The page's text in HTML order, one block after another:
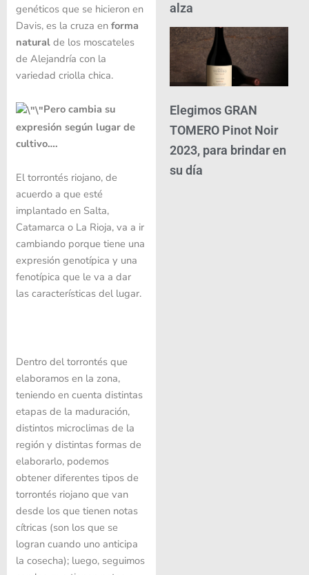
genéticos que se hicieron en
Davis, es la cruza en forma
naturalde los moscateles
de Alejandría con la
variedad criolla chica.
Pero cambia su
expresión según lugar de
cultivo….
El torrontés riojano, de
acuerdo a que esté
implantado en Salta,
Catamarca o La Rioja, va a ir
cambiando porque tiene una
expresión genotípica y una
fenotípica que le va a dar
las características del lugar.
Dentro del torrontés que
elaboramos en la zona,
teniendo en cuenta distintas
etapas de la maduración,
distintos microclimas de la
región y distintas formas de
elaborarlo, podemos
obtener diferentes tipos de
torrontés riojano que van
desde los que tienen notas
cítricas (son los que se
logran cuando uno anticipa
la cosecha); luego, seguimos
alza
Elegimos GRAN
TOMERO Pinot Noir
2023, para brindar en
su día